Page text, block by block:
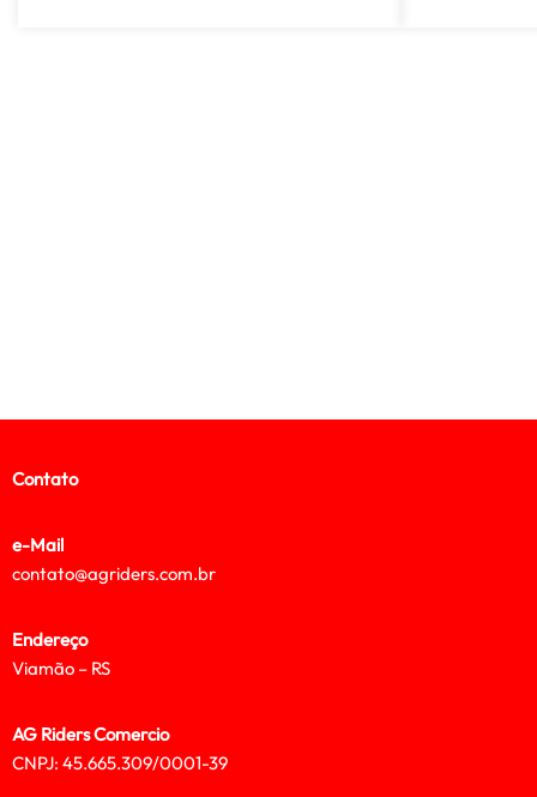
Contato
e-Mail
contato@agriders.com.br
Endereço
Viamão – RS
AG Riders Comercio
CNPJ: 45.665.309/0001-39